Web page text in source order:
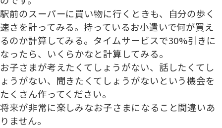
駅前のスーパーに買い物に行くときも、自分の歩く
速さを計ってみる。持っているお小遣いで何が買え
るのか計算してみる。タイムサービスで30%引きに
なったら、いくらかなと計算してみる。
お子さまが考えたくてしょうがない、話したくてし
ょうがない、聞きたくてしょうがないという機会を
たくさん作ってください。
将来が非常に楽しみなお子さまになること間違いあ
りません。